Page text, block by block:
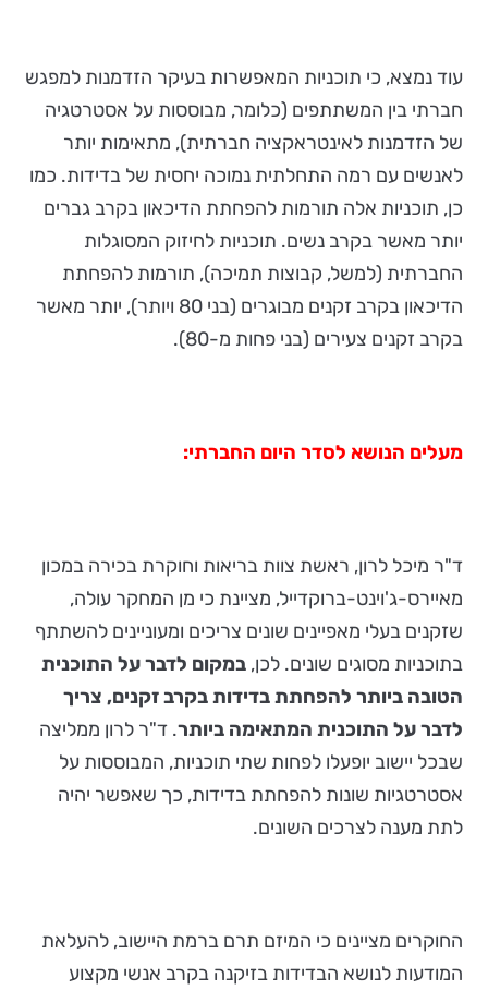
עוד נמצא, כי תוכניות המאפשרות בעיקר הזדמנות למפגש
חברתי בין המשתתפים (כלומר, מבוססות על אסטרטגיה
של הזדמנות לאינטראקציה חברתית), מתאימות יותר
לאנשים עם רמה התחלתית נמוכה יחסית של בדידות. כמו
כן, תוכניות אלה תורמות להפחתת הדיכאון בקרב גברים
יותר מאשר בקרב נשים. תוכניות לחיזוק המסוגלות
החברתית (למשל, קבוצות תמיכה), תורמות להפחתת
הדיכאון בקרב זקנים מבוגרים (בני 80 ויותר), יותר מאשר
בקרב זקנים צעירים (בני פחות מ-80).
מעלים הנושא לסדר היום החברתי:
ד"ר מיכל לרון, ראשת צוות בריאות וחוקרת בכירה במכון
מאיירס-ג'וינט-ברוקדייל, מציינת כי מן המחקר עולה,
שזקנים בעלי מאפיינים שונים צריכים ומעוניינים להשתתף
בתוכניות מסוגים שונים. לכן, במקום לדבר על התוכנית
הטובה ביותר להפחתת בדידות בקרב זקנים, צריך
לדבר על התוכנית המתאימה ביותר. ד"ר לרון ממליצה
שבכל יישוב יופעלו לפחות שתי תוכניות, המבוססות על
אסטרטגיות שונות להפחתת בדידות, כך שאפשר יהיה
לתת מענה לצרכים השונים.
החוקרים מציינים כי המיזם תרם ברמת היישוב, להעלאת
המודעות לנושא הבדידות בזיקנה בקרב אנשי מקצוע